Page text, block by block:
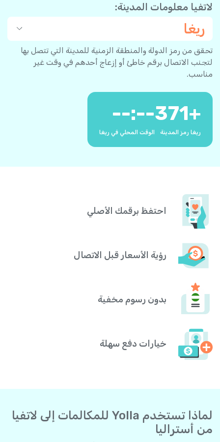
لاتفيا معلومات المدينة:
ريغا
تحقق من رمز الدولة والمنطقة الزمنية للمدينة التي تتصل بها
لتجنب الاتصال برقم خاطئ أو إزعاج أحدهم في وقت غير
مناسب.
+
371
ريغا رمز المدينة
--:--
الوقت المحلي في ريغا
احتفظ برقمك الأصلي
رؤية الأسعار قبل الاتصال
بدون رسوم مخفية
خيارات دفع سهلة
لماذا تستخدم Yolla للمكالمات إلى لاتفيا
من أستراليا